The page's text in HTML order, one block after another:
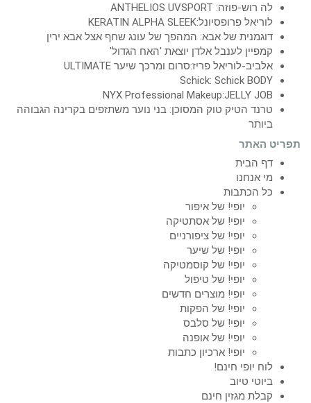
לה רוש-פוזה: ANTHELIOS UVSPORT
לוריאל פרופסיונל:KERATIN ALPHA SLEEK
דוגמנית של אבא: המהפך של עונג שחף אצל אבא ירין
קמפיין לענבל אלדן יוצאת 'האח הגדול'
אלביב-לוריאל פריז:סרום ומרכך שיער ULTIMATE
Schick: Schick BODY
NYX Professional Makeup:JELLY JOB
טרנד הטיק טוק המסוכן: בני נוער משתזפים בקרינה הגבוהה
ביותר
תפריט האתר
דף הבית
מי אנחנו
כל הכתבות
יופי! של איפור
יופי! של אסתטיקה
יופי! של ציפורניים
יופי! של שיער
יופי! של קוסמטיקה
יופי! של טיפול
יופי! מוצרים חדשים
יופי! של הפקות
יופי! של סלבס
יופי! של אופנה
יופי! ארכיון כתבות
לוח יופי חינם!
ביוטי טיוב
קבלת מגזין חינם